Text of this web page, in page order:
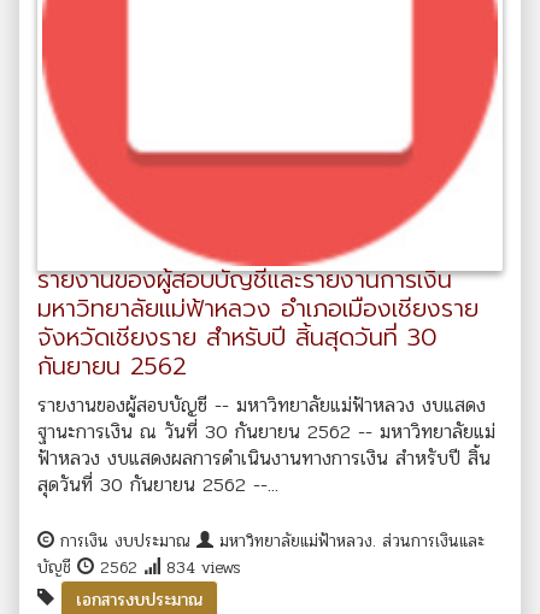
รายงานของผู้สอบบัญชีและรายงานการเงิน
มหาวิทยาลัยแม่ฟ้าหลวง อำเภอเมืองเชียงราย
จังหวัดเชียงราย สำหรับปี สิ้นสุดวันที่ 30
กันยายน 2562
รายงานของผู้สอบบัญชี -- มหาวิทยาลัยแม่ฟ้าหลวง งบแสดง
ฐานะการเงิน ณ วันที่ 30 กันยายน 2562 -- มหาวิทยาลัยแม่
ฟ้าหลวง งบแสดงผลการดำเนินงานทางการเงิน สำหรับปี สิ้น
สุดวันที่ 30 กันยายน 2562 --...
การเงิน งบประมาณ
มหาวิทยาลัยแม่ฟ้าหลวง. ส่วนการเงินและ
บัญชี
2562
834 views
เอกสารงบประมาณ